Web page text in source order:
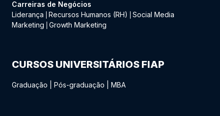
Carreiras de Negócios
Liderança
Recursos Humanos (RH)
Social Media
Marketing
Growth Marketing
CURSOS UNIVERSITÁRIOS FIAP
Graduação Pós-graduação MBA